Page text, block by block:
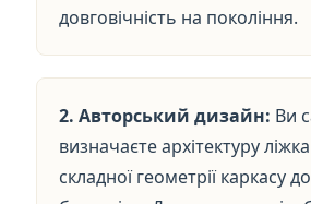
довговічність на покоління.
2. Авторський дизайн: Ви
визначаєте архітектуру
складної геометрії каркасу